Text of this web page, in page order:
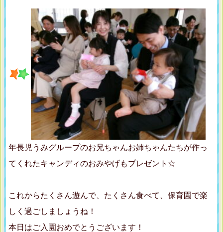
年長児うみグループのお兄ちゃんお姉ちゃんたちが作っ
てくれたキャンディのおみやげもプレゼント☆
これからたくさん遊んで、たくさん食べて、保育園で楽
しく過ごしましょうね！
本日はご入園おめでとうございます！